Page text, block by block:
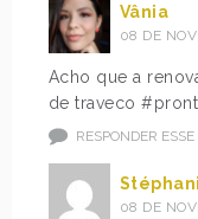
Vânia
08 DE
Acho que a
de traveco
RESPONDER
08 DE